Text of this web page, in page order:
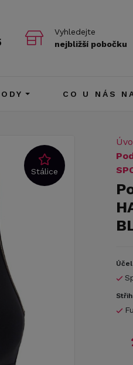
Vyhledejte
nejbližší pobočku
CO U NÁS
Stálice
Účel
Střih